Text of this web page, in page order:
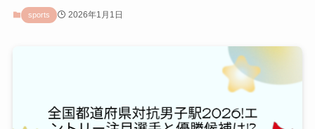
sports 2026年1月1日